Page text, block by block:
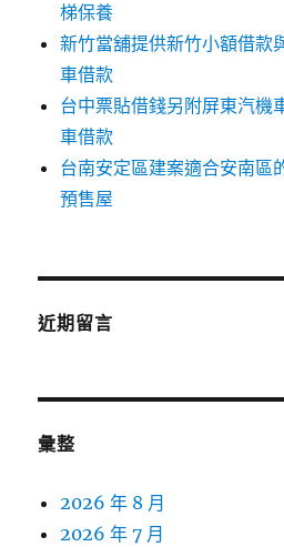
梯保養
新竹當舖提供新竹小額借款
車借款
台中票貼借錢另附屏東汽機
車借款
台南安定區建案適合安南區
預售屋
近期留言
彙整
2026 年 8 月
2026 年 7 月